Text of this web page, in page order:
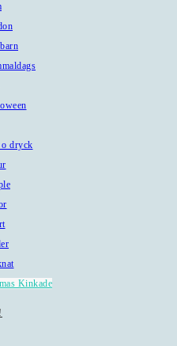
dryck
Kinkade